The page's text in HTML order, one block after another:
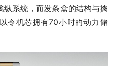
系统，而发条盒的结构与擒
令机芯拥有70小时的动力储